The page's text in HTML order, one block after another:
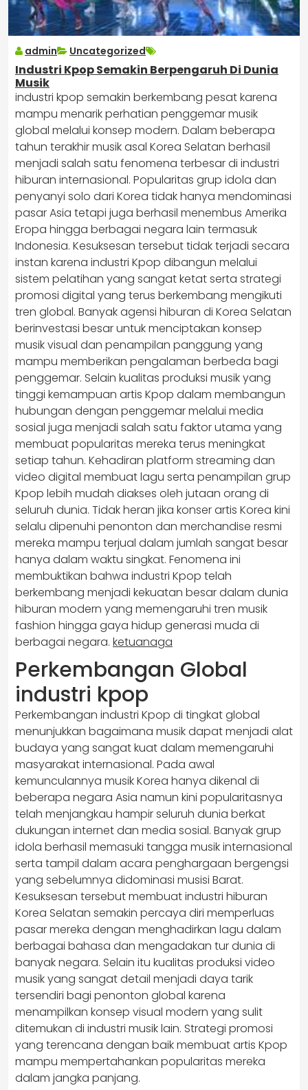
admin Uncategorized
Industri Kpop Semakin Berpengaruh Di Dunia
Musik
industri kpop semakin berkembang pesat karena
mampu menarik perhatian penggemar musik
global melalui konsep modern. Dalam beberapa
tahun terakhir musik asal Korea Selatan berhasil
menjadi salah satu fenomena terbesar di industri
hiburan internasional. Popularitas grup idola dan
penyanyi solo dari Korea tidak hanya mendominasi
pasar Asia tetapi juga berhasil menembus Amerika
Eropa hingga berbagai negara lain termasuk
Indonesia. Kesuksesan tersebut tidak terjadi secara
instan karena industri Kpop dibangun melalui
sistem pelatihan yang sangat ketat serta strategi
promosi digital yang terus berkembang mengikuti
tren global. Banyak agensi hiburan di Korea Selatan
berinvestasi besar untuk menciptakan konsep
musik visual dan penampilan panggung yang
mampu memberikan pengalaman berbeda bagi
penggemar. Selain kualitas produksi musik yang
tinggi kemampuan artis Kpop dalam membangun
hubungan dengan penggemar melalui media
sosial juga menjadi salah satu faktor utama yang
membuat popularitas mereka terus meningkat
setiap tahun. Kehadiran platform streaming dan
video digital membuat lagu serta penampilan grup
Kpop lebih mudah diakses oleh jutaan orang di
seluruh dunia. Tidak heran jika konser artis Korea kini
selalu dipenuhi penonton dan merchandise resmi
mereka mampu terjual dalam jumlah sangat besar
hanya dalam waktu singkat. Fenomena ini
membuktikan bahwa industri Kpop telah
berkembang menjadi kekuatan besar dalam dunia
hiburan modern yang memengaruhi tren musik
fashion hingga gaya hidup generasi muda di
berbagai negara. ketuanaga
Perkembangan Global
industri kpop
Perkembangan industri Kpop di tingkat global
menunjukkan bagaimana musik dapat menjadi alat
budaya yang sangat kuat dalam memengaruhi
masyarakat internasional. Pada awal
kemunculannya musik Korea hanya dikenal di
beberapa negara Asia namun kini popularitasnya
telah menjangkau hampir seluruh dunia berkat
dukungan internet dan media sosial. Banyak grup
idola berhasil memasuki tangga musik internasional
serta tampil dalam acara penghargaan bergengsi
yang sebelumnya didominasi musisi Barat.
Kesuksesan tersebut membuat industri hiburan
Korea Selatan semakin percaya diri memperluas
pasar mereka dengan menghadirkan lagu dalam
berbagai bahasa dan mengadakan tur dunia di
banyak negara. Selain itu kualitas produksi video
musik yang sangat detail menjadi daya tarik
tersendiri bagi penonton global karena
menampilkan konsep visual modern yang sulit
ditemukan di industri musik lain. Strategi promosi
yang terencana dengan baik membuat artis Kpop
mampu mempertahankan popularitas mereka
dalam jangka panjang.